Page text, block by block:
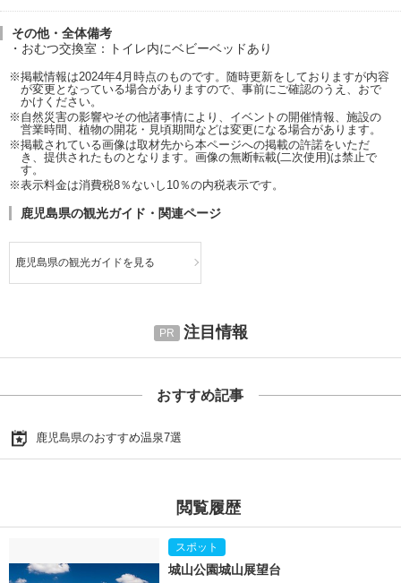
その他・全体備考
おむつ交換室：トイレ内にベビーベッドあり
※掲載情報は2024年4月時点のものです。随時更新をしておりますが内容
が変更となっている場合がありますので、事前にご確認のうえ、おで
かけください。
※自然災害の影響やその他諸事情により、イベントの開催情報、施設の
営業時間、植物の開花・見頃期間などは変更になる場合があります。
※掲載されている画像は取材先から本ページへの掲載の許諾をいただ
き、提供されたものとなります。画像の無断転載(二次使用)は禁止で
す。
※表示料金は消費税8％ないし10％の内税表示です。
鹿児島県の観光ガイド・関連ページ
鹿児島県の観光ガイドを見る
注目情報
おすすめ記事
鹿児島県のおすすめ温泉7選
閲覧履歴
城山公園城山展望台